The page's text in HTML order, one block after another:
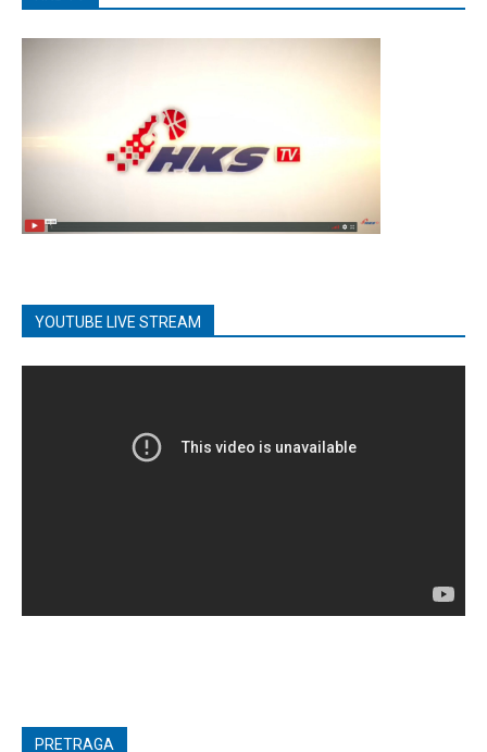
YOUTUBE LIVE STREAM
PRETRAGA